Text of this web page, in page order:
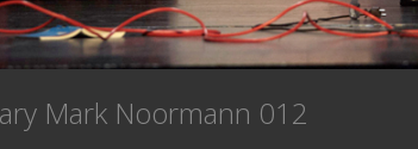
Mark Noormann 012